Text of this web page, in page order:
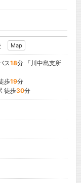
Map
ス18分 「川中島支所
歩19分
徒歩30分